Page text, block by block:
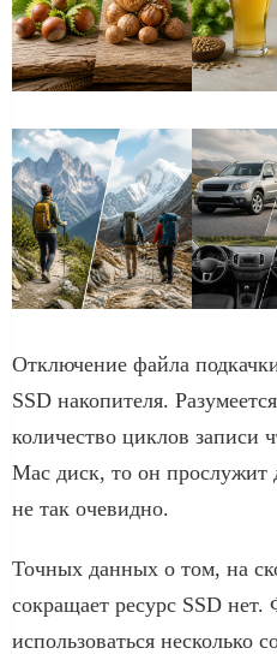
Отключение файла
SSD накопителя.
количество циклов записи
Mac диск, то он прослужит
не так очевидно.
Точных данных о том, на
сокращает ресурс SSD
использоваться несколько